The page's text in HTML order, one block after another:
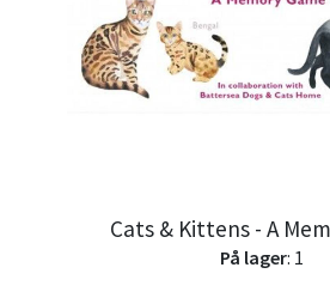
Cats & Kittens - A
På lager: 1